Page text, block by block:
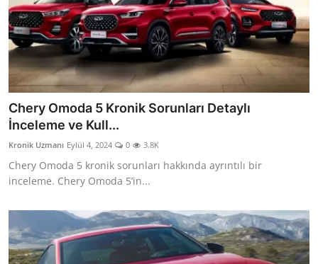
Chery Omoda 5 Kronik Sorunları Detaylı
İnceleme ve Kull...
Kronik Uzmanı Eylül 4, 2024 0 3.8K
Chery Omoda 5 kronik sorunları hakkında ayrıntılı bir
inceleme. Chery Omoda 5’in...